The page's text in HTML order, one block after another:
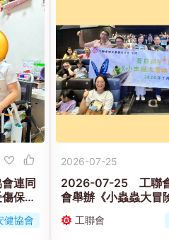
連同
保安
健協會
2026-07-25
2026-07-25 工聯
會舉辦《小蟲蟲大冒
工聯會